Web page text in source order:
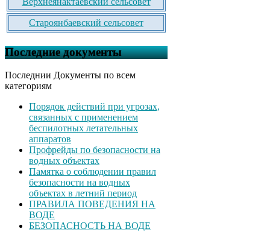
Староянбаевский сельсовет
Последние документы
Последнии Документы по всем
категориям
Порядок действий при угрозах,
связанных с применением
беспилотных летательных
аппаратов
Профрейды по безопасности на
водных объектах
Памятка о соблюдении правил
безопасности на водных
объектах в летний период
ПРАВИЛА ПОВЕДЕНИЯ НА
ВОДЕ
БЕЗОПАСНОСТЬ НА ВОДЕ